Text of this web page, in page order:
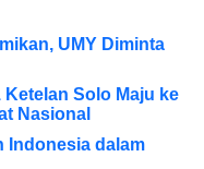
UMY Diminta
Solo Maju ke
Nasional
Indonesia dalam